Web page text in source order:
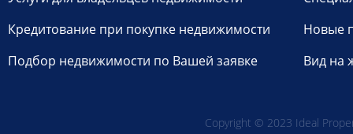
Кредитование при покупке недвижимости
Подбор недвижимости по Вашей заявке
Новые
Вид на
Copyright © 2023 Ideal